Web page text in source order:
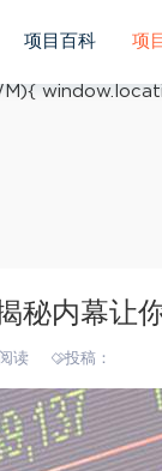
bIsAndroid =
项目百科 项
秘内幕让
读 投稿：